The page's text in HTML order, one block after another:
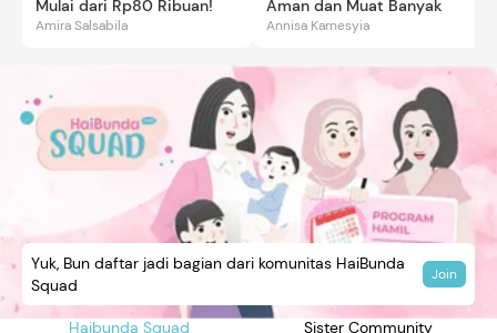
Mulai dari Rp80 Ribuan!
Amira Salsabila
Aman dan Muat Banyak
Annisa Karnesyia
Haibunda Squad Sister Community
Yuk, Bun daftar jadi bagian dari komunitas HaiBunda
Squad
Join